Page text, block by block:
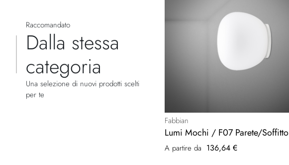
Raccomandato
Dalla stessa
categoria
Una selezione di nuovi prodotti scelti
per te
Fabbian
Lumi Mochi / F07 Parete/Soffitto
A partire da 136,64 €